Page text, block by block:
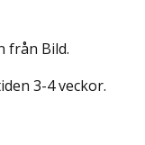
från Bild.
3-4 veckor.